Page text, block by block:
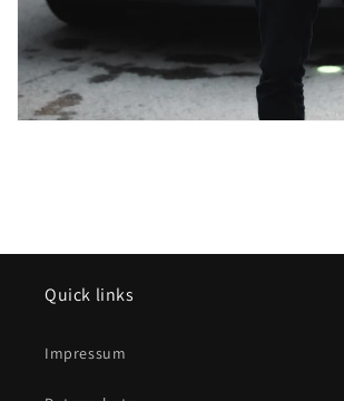
Quick links
Impressum